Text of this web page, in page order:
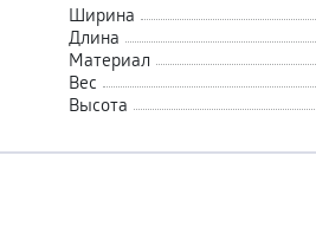
Ширина
Длина
Материал
Вес
Высота